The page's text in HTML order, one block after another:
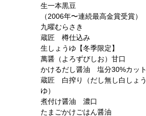
生一本黒豆
（2006年〜連続最高金賞受賞）
九曜むらさき
蔵匠 樽仕込み
生しょうゆ【冬季限定】
萬醤（よろずびしお）甘口
かけるだし醤油 塩分30%カット
蔵匠 白搾り（だし無し白しょう
ゆ）
煮付け醤油 濃口
たまごかけごはん醤油